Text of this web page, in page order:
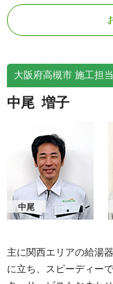
大阪府高槻市 施工担当
中尾 増子
中尾
主に関西エリアの給湯
に立ち、スピーディー